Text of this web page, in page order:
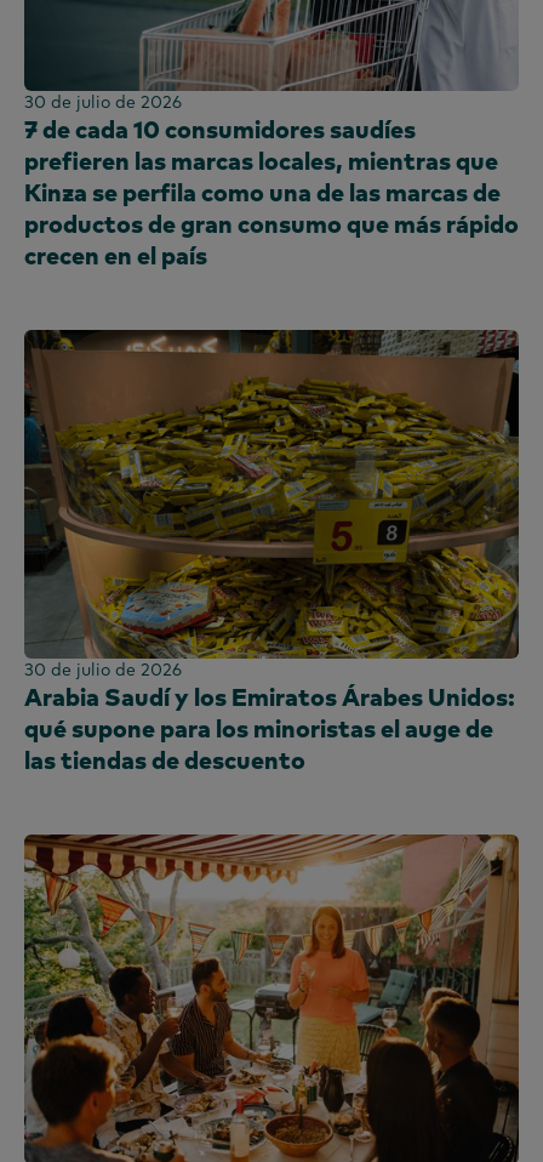
30 de julio de 2026
7 de cada 10 consumidores saudíes
prefieren las marcas locales, mientras que
Kinza se perfila como una de las marcas de
productos de gran consumo que más rápido
crecen en el país
30 de julio de 2026
Arabia Saudí y los Emiratos Árabes Unidos:
qué supone para los minoristas el auge de
las tiendas de descuento